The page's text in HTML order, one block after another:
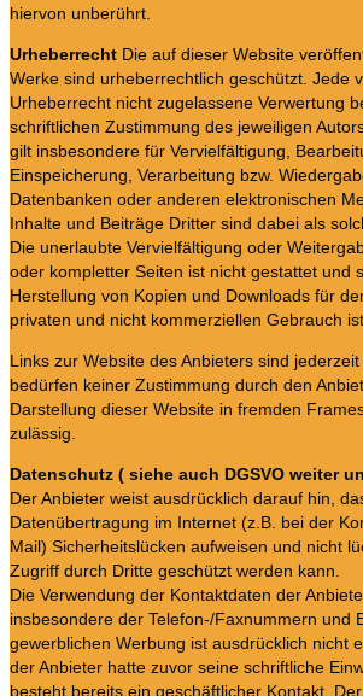
hiervon unberührt.
Urheberrecht Die auf dieser Website
Werke sind urheberrechtlich geschützt. Jede
Urheberrecht nicht zugelassene Verwertung
schriftlichen Zustimmung des jeweiligen
gilt insbesondere für Vervielfältigung,
Einspeicherung, Verarbeitung bzw.
Datenbanken oder anderen elektronischen
Inhalte und Beiträge Dritter sind dabei als
Die unerlaubte Vervielfältigung oder
oder kompletter Seiten ist nicht gestattet und
Herstellung von Kopien und Downloads für
privaten und nicht kommerziellen Gebrauch
Links zur Website des Anbieters sind
bedürfen keiner Zustimmung durch den
Darstellung dieser Website in fremden
zulässig.
Datenschutz ( siehe auch DGSVO weiter
Der Anbieter weist ausdrücklich darauf hin,
Datenübertragung im Internet (z.B. bei der
Mail) Sicherheitslücken aufweisen und nicht
Zugriff durch Dritte geschützt werden kann.
Die Verwendung der Kontaktdaten der
insbesondere der Telefon-/Faxnummern und
gewerblichen Werbung ist ausdrücklich nicht
der Anbieter hatte zuvor seine schriftliche
besteht bereits ein geschäftlicher Kontakt.